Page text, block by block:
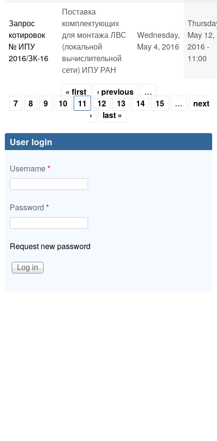
Запрос
котировок
№ ИПУ
2016/ЗК-16
Поставка
комплектующих
для монтажа ЛВС
(локальной
вычислительной
сети) ИПУ РАН
Wednesday,
May 4, 2016
May 12,
2016 -
11:00
Pages
« first ‹ previous
…
7
8 9 10 11 12 13 14 15 …
next
›
last »
User login
Username*
Password *
Request new password